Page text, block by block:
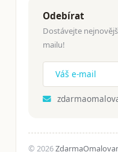
Odebírat
Dostávejte
mailu!
© 2026